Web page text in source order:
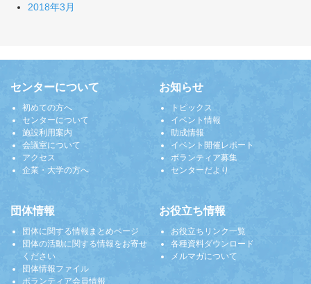
2018年3月
センターについて
初めての方へ
センターについて
施設利用案内
会議室について
アクセス
企業・大学の方へ
お知らせ
トピックス
イベント情報
助成情報
イベント開催レポート
ボランティア募集
センターだより
団体情報
団体に関する情報まとめページ
団体の活動に関する情報をお寄せ
ください
団体情報ファイル
ボランティア会員情報
お役立ち情報
お役立ちリンク一覧
各種資料ダウンロード
メルマガについて